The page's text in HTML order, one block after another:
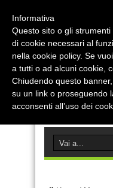
Informativa
Questo sito o gli
di cookie necessari al
nella cookie policy. Se
a tutti o ad alcuni cookie,
Chiudendo questo
su un link o proseguendo
acconsenti all’uso dei